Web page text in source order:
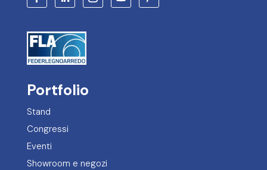
Portfolio
Stand
Congressi
Eventi
Showroom e negozi